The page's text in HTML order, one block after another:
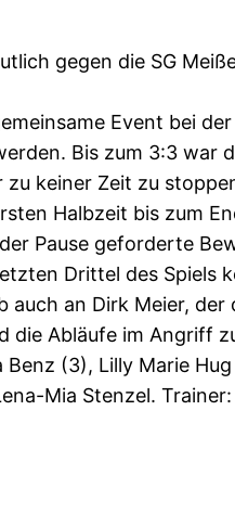
gegen die SG
Event bei
Bis zum 3:3 war
keiner Zeit zu
Halbzeit bis zum
Pause geforderte
Drittel des
auch an Dirk Meier,
die Abläufe im Angriff
(3), Lilly Marie
Mia Stenzel.